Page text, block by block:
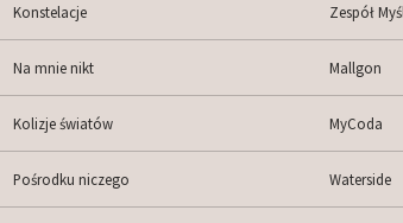
Konstelacje Zespół
Na mnie nikt Mallgon
Kolizje światów MyCoda
Pośrodku niczego Waterside